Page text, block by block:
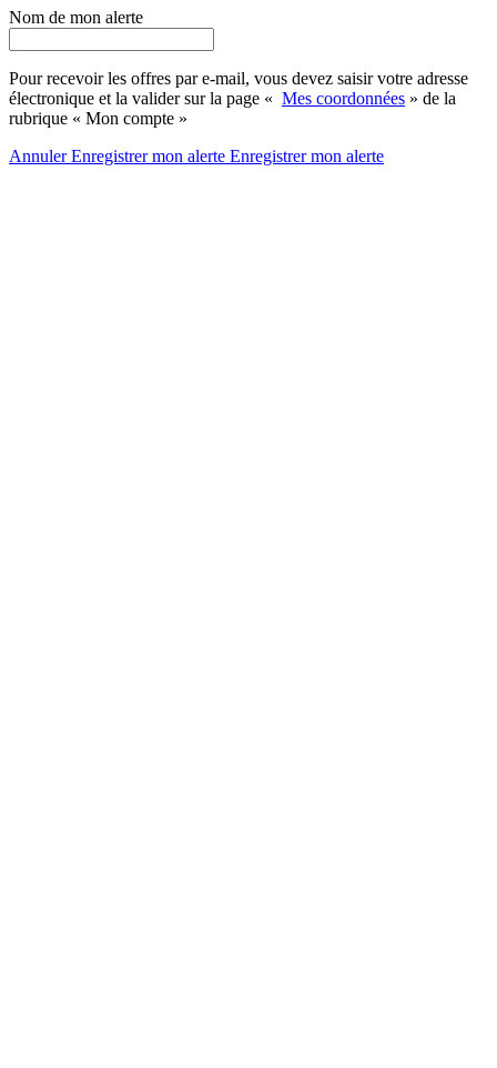
Nom de mon alerte
Pour recevoir les offres par e-mail, vous devez saisir votre adresse
électronique et la valider sur la page « Mes coordonnées » de la
rubrique « Mon compte »
AnnulerEnregistrer mon alerte Enregistrermon alerte